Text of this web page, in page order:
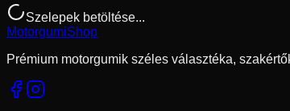
Szelepek betöltése...
MotorgumiShop
Prémium motorgumik széles választéka,